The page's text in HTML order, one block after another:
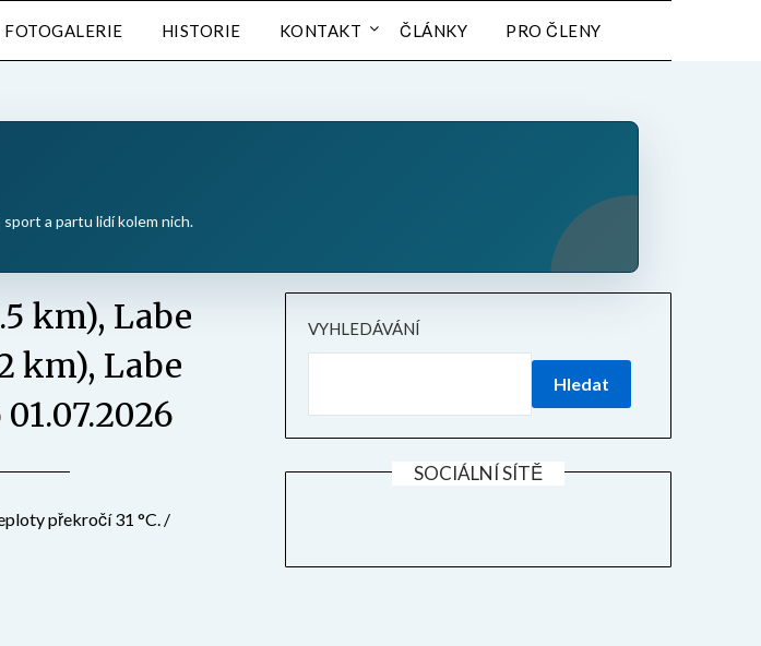
FOTOGALERIE HISTORIE KONTAKT ČLÁNKY PRO ČLENY
a partu lidí kolem nich.
km), Labe
km), Labe
překročí 31 °C. /
VYHLEDÁVÁNÍ
Hledat
SOCIÁLNÍ SÍTĚ